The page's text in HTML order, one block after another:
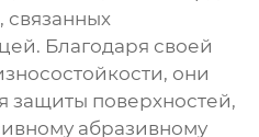
связанных
Благодаря своей
они
защиты поверхностей,
абразивному